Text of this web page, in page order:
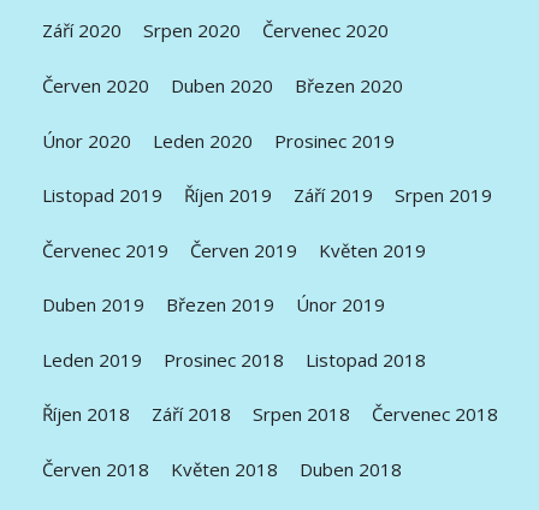
Září 2020 Srpen 2020 Červenec 2020
Červen 2020 Duben 2020 Březen 2020
Únor 2020 Leden 2020 Prosinec 2019
Listopad 2019 Říjen 2019 Září 2019 Srpen 2019
Červenec 2019 Červen 2019 Květen 2019
Duben 2019 Březen 2019 Únor 2019
Leden 2019 Prosinec 2018 Listopad 2018
Říjen 2018 Září 2018 Srpen 2018 Červenec 2018
Červen 2018 Květen 2018 Duben 2018